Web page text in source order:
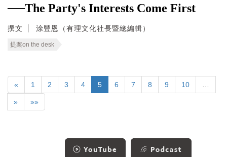
──The Party's Interests Come First
撰文 涂豐恩（有理文化社長暨總編輯）
提案on the desk
« 1 2 3 4 5 6 7 8 9 10
» »»